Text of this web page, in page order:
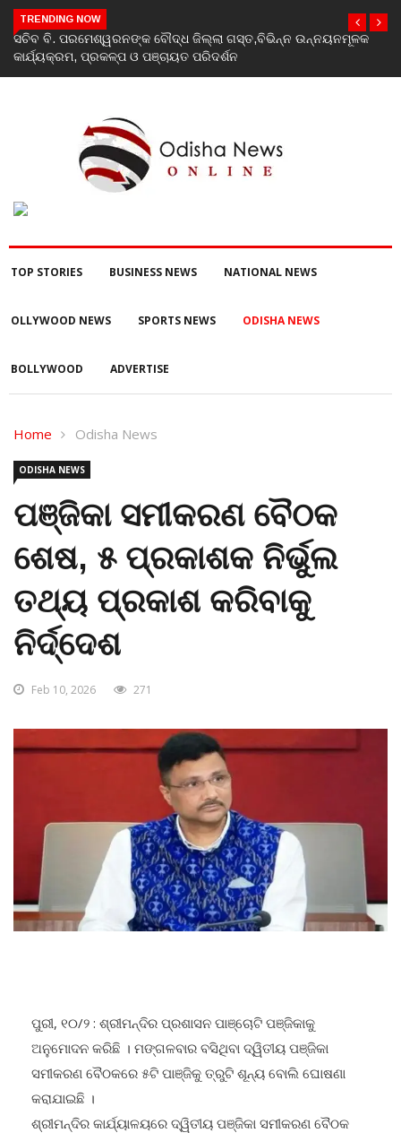
TRENDING NOW
India’s youth greatest strength, potential unmatched globally:
Rahul Gandhi at ‘Chhatron Ki Goonj’ event
TOP STORIES BUSINESS NEWS NATIONAL NEWS
OLLYWOOD NEWS SPORTS NEWS ODISHA NEWS
BOLLYWOOD ADVERTISE
Home Odisha News
ODISHA NEWS
ପଞ୍ଜିକା ସମୀକରଣ ବୈଠକ
ଶେଷ, ୫ ପ୍ରକାଶକ ନିର୍ଭୁଲ
ତଥ୍ୟ ପ୍ରକାଶ କରିବାକୁ
ନିର୍ଦ୍ଦେଶ
Feb 10, 2026 271
ପୁରୀ, ୧୦/୨ : ଶ୍ରୀମନ୍ଦିର ପ୍ରଶାସନ ପାଞ୍ଚୋଟି ପଞ୍ଜିକାକୁ
ଅନୁମୋଦନ କରିଛି । ମଙ୍ଗଳବାର ବସିଥିବା ଦ୍ୱିତୀୟ ପଞ୍ଜିକା
ସମୀକରଣ ବୈଠକରେ ୫ଟି ପାଞ୍ଜିକୁ ତ୍ରୁଟି ଶୂନ୍ୟ ବୋଲି ଘୋଷଣା
କରାଯାଇଛି ।
ଶ୍ରୀମନ୍ଦିର କାର୍ଯ୍ୟାଳୟରେ ଦ୍ୱିତୀୟ ପଞ୍ଜିକା ସମୀକରଣ ବୈଠକ